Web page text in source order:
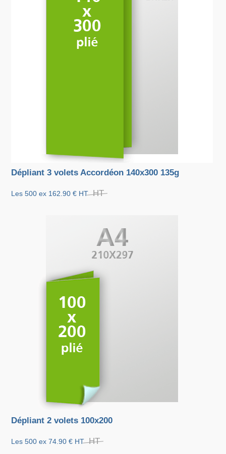
Dépliant 3 volets Accordéon 140x300 135g
Les 500 ex 162.90 € HT HT
Dépliant 2 volets 100x200
Les 500 ex 74.90 € HT HT